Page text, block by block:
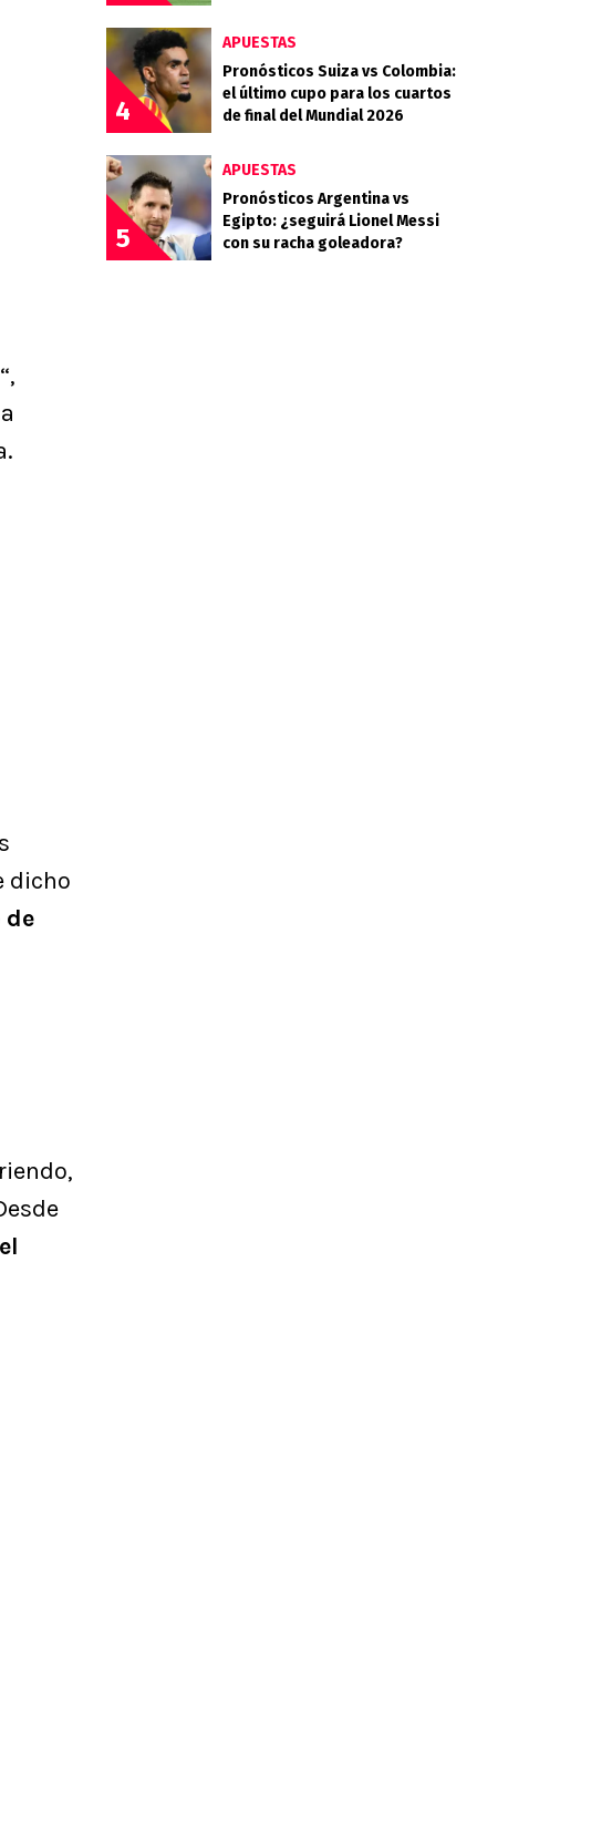
“,
dicho
4
APUESTAS
Pronósticos Suiza vs Colombia:
el último cupo para los cuartos
de final del Mundial 2026
5
APUESTAS
Pronósticos Argentina vs
Egipto: ¿seguirá Lionel Messi
con su racha goleadora?